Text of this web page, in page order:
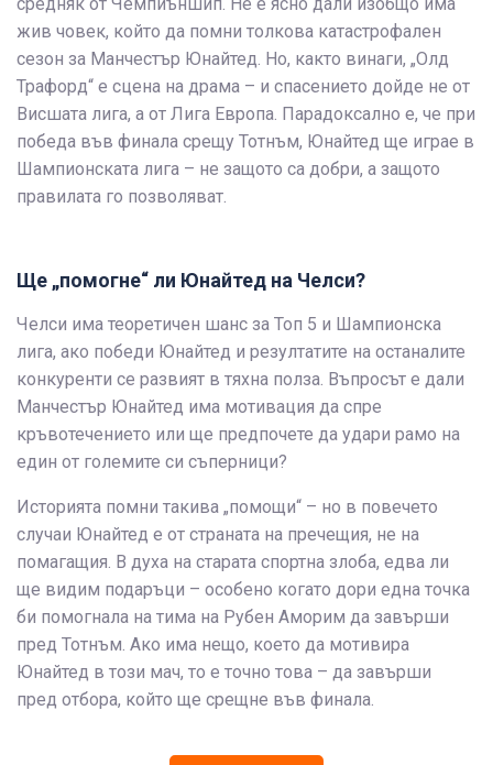
жив човек, който да помни толкова катастрофален
сезон за Манчестър Юнайтед. Но, както винаги, „Олд
Трафорд“ е сцена на драма – и спасението дойде не от
Висшата лига, а от Лига Европа. Парадоксално е, че при
победа във финала срещу Тотнъм, Юнайтед ще играе в
Шампионската лига – не защото са добри, а защото
правилата го позволяват.
Ще „помогне“ ли Юнайтед на Челси?
Челси има теоретичен шанс за Топ 5 и Шампионска
лига, ако победи Юнайтед и резултатите на останалите
конкуренти се развият в тяхна полза. Въпросът е дали
Манчестър Юнайтед има мотивация да спре
кръвотечението или ще предпочете да удари рамо на
един от големите си съперници?
Историята помни такива „помощи“ – но в повечето
случаи Юнайтед е от страната на пречещия, не на
помагащия. В духа на старата спортна злоба, едва ли
ще видим подаръци – особено когато дори една точка
би помогнала на тима на Рубен Аморим да завърши
пред Тотнъм. Ако има нещо, което да мотивира
Юнайтед в този мач, то е точно това – да завърши
пред отбора, който ще срещне във финала.